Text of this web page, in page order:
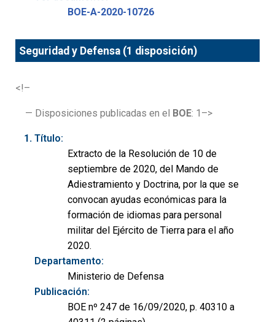
BOE-A-2020-10726
Seguridad y Defensa (1 disposición)
<!–
— Disposiciones publicadas en el BOE: 1–>
Título:
Extracto de la Resolución de 10 de
septiembre de 2020, del Mando de
Adiestramiento y Doctrina, por la que se
convocan ayudas económicas para la
formación de idiomas para personal
militar del Ejército de Tierra para el año
2020.
Departamento:
Ministerio de Defensa
Publicación:
BOE nº 247 de 16/09/2020, p. 40310 a